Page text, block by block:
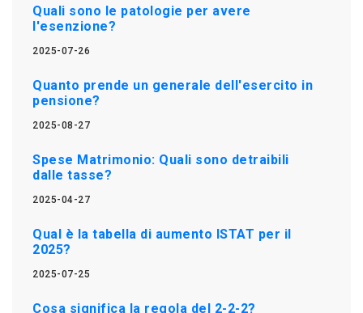
Quali sono le patologie per avere
l'esenzione?
2025-07-26
Quanto prende un generale dell'esercito in
pensione?
2025-08-27
Spese Matrimonio: Quali sono detraibili
dalle tasse?
2025-04-27
Qual è la tabella di aumento ISTAT per il
2025?
2025-07-25
Cosa significa la regola del 2-2-2?